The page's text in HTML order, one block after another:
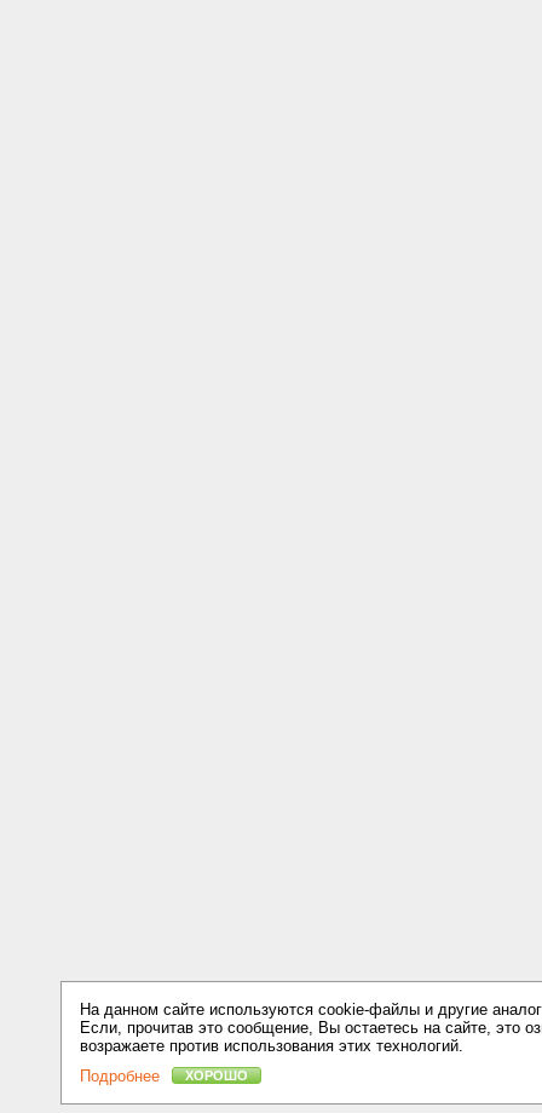
На данном сайте используются cookie-файлы и другие
Если, прочитав это сообщение, Вы остаетесь на сайте, это
возражаете против использования этих технологий.
Подробнее
ХОРОШО